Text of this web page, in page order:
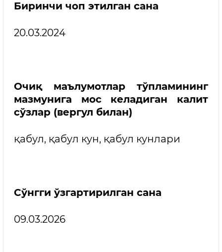
Биринчи чоп этилган сана
20.03.2024
Очиқ маълумотлар тўпламининг
мазмунига мос келадиган калит
сўзлар (вергул билан)
қабул, қабул кун, қабул кунлари
Сўнгги ўзгартирилган сана
09.03.2026